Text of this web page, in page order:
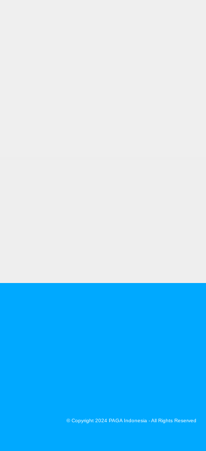
© Copyright 2024 PAGA Indonesia - All Rights Reserved